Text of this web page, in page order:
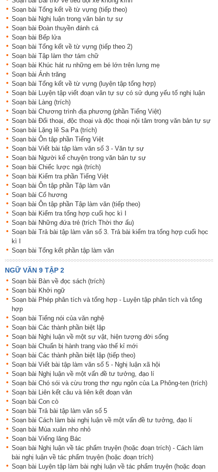
Soạn bài Tổng kết về từ vựng (tiếp theo)
Soạn bài Nghị luận trong văn bản tự sự
Soạn bài Đoàn thuyền đánh cá
Soạn bài Bếp lửa
Soạn bài Tổng kết về từ vựng (tiếp theo 2)
Soạn bài Tập làm thơ tám chữ
Soạn bài Khúc hát ru những em bé lớn trên lưng mẹ
Soạn bài Ánh trăng
Soạn bài Tổng kết về từ vựng (luyện tập tổng hợp)
Soạn bài Luyện tập viết đoạn văn tự sự có sử dụng yếu tố nghị luận
Soạn bài Làng (trích)
Soạn bài Chương trình địa phương (phần Tiếng Việt)
Soạn bài Đối thoại, độc thoại và độc thoại nội tâm trong văn bản tự sự
Soạn bài Lặng lẽ Sa Pa (trích)
Soạn bài Ôn tập phần Tiếng Việt
Soạn bài Viết bài tập làm văn số 3 - Văn tự sự
Soạn bài Người kể chuyện trong văn bản tự sự
Soạn bài Chiếc lược ngà (trích)
Soạn bài Kiểm tra phần Tiếng Việt
Soạn bài Ôn tập phần Tập làm văn
Soạn bài Cố hương
Soạn bài Ôn tập phần Tập làm văn (tiếp theo)
Soạn bài Kiểm tra tổng hợp cuối học kì I
Soạn bài Những đứa trẻ (trích Thời thơ ấu)
Soạn bài Trả bài tập làm văn số 3. Trả bài kiểm tra tổng hợp cuối học
kì I
Soạn bài Tổng kết phần tập làm văn
NGỮ VĂN 9 TẬP 2
Soạn bài Bàn về đọc sách (trích)
Soạn bài Khởi ngữ
Soạn bài Phép phân tích và tổng hợp - Luyện tập phân tích và tổng
hợp
Soạn bài Tiếng nói của văn nghệ
Soạn bài Các thành phần biệt lập
Soạn bài Nghị luận về một sự vật, hiện tượng đời sống
Soạn bài Chuẩn bị hành trang vào thế kỉ mới
Soạn bài Các thành phần biệt lập (tiếp theo)
Soạn bài Viết bài tập làm văn số 5 - Nghị luận xã hội
Soạn bài Nghị luận về một vấn đề tư tưởng, đạo lí
Soạn bài Chó sói và cừu trong thơ ngụ ngôn của La Phông-ten (trích)
Soạn bài Liên kết câu và liên kết đoạn văn
Soạn bài Con cò
Soạn bài Trả bài tập làm văn số 5
Soạn bài Cách làm bài nghị luận về một vấn đề tư tưởng, đạo lí
Soạn bài Mùa xuân nho nhỏ
Soạn bài Viếng lăng Bác
Soạn bài Nghị luận về tác phẩm truyện (hoặc đoạn trích) - Cách làm
bài nghị luận về tác phẩm truyện (hoặc đoạn trích)
Soạn bài Luyện tập làm bài nghị luận về tác phẩm truyện (hoặc đoạn